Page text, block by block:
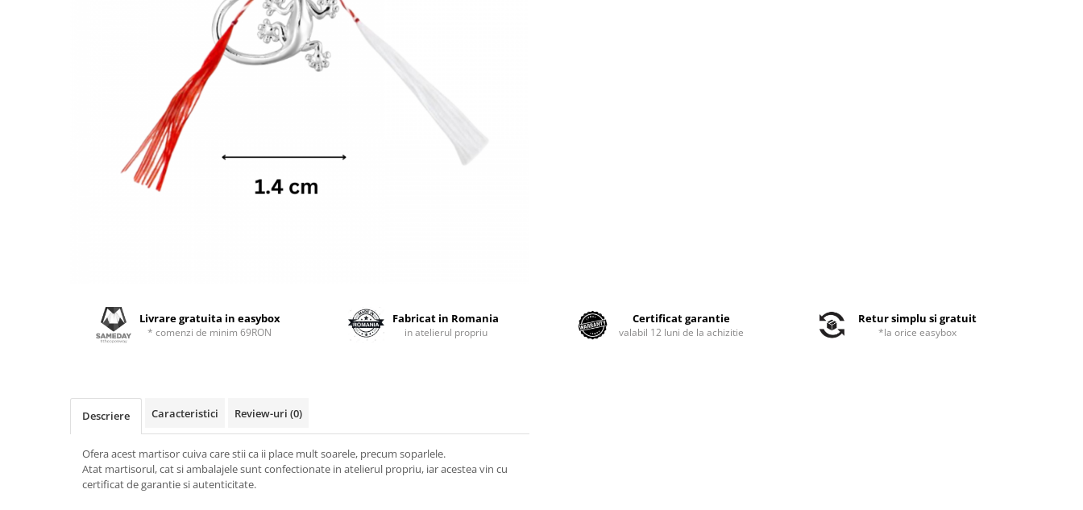
Livrare gratuita in easybox
* comenzi de minim 69RON
Fabricat in Romania
in atelierul propriu
Certificat garantie
valabil 12 luni de la achizitie
Retur simplu si gratuit
*la orice easybox
Descriere Caracteristici Review-uri (0)
Ofera acest martisor cuiva care stii ca ii place mult soarele, precum soparlele.
Atat martisorul, cat si ambalajele sunt confectionate in atelierul propriu, iar acestea vin cu
certificat de garantie si autenticitate.